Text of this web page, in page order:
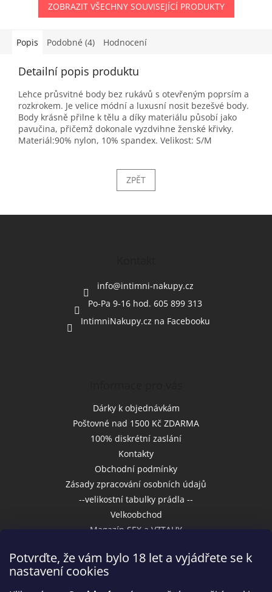
Potvrďte, že vám bylo 18 let a vyjádřete se k
nastavení cookies
ZOBRAZIT VŠECHNY SOUVISEJÍCÍ PRODUKTY
Popis Podobné (4) Hodnocení
Detailní popis produktu
Lehce průsvitné body bez rukávů s otevřeným poprsím a
rozkrokem. Je velice módní a luxusní nosit bezešvé body.
Body krásně přilne k tělu a díky materiálu působí jako
pavučina, přičemž dokonale vyzdvihne ženské křivky.
Materiál:90% nylon, 10% spandex. Velikost: S/M
ZPĚT
info@intimni-nakupy.cz
Po-Pa 9-16 hod. 605 899 313
IntimniNakupy.cz na Facebooku
Dárky k objednávkám
Poštovné nad 1500 Kč ZDARMA
100% diskrétní zaslání
Kontakty
Obchodní podmínky
Zásady zpracování osobních údajů
--velikostní tabulky prádla --
Velkoobchod
Magazín SEX a VZTAHY